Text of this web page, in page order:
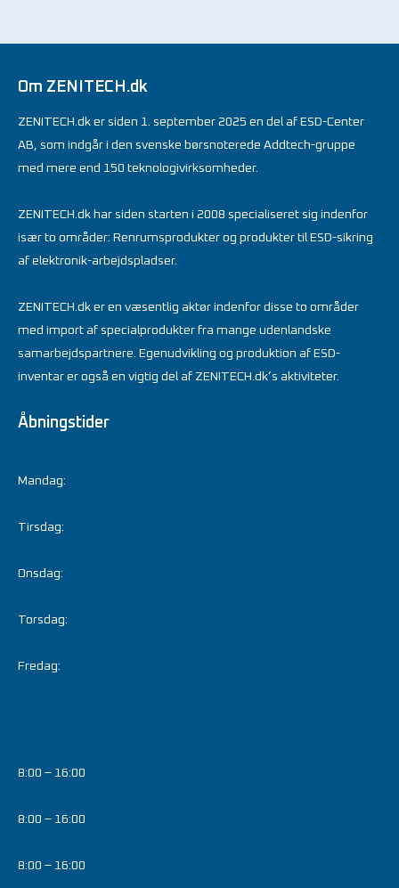
Om ZENITECH.dk
ZENITECH.dk er siden 1. september 2025 en del af ESD-Center
AB, som indgår i den svenske børsnoterede Addtech-gruppe
med mere end 150 teknologivirksomheder.
ZENITECH.dk har siden starten i 2008 specialiseret sig indenfor
især to områder: Renrumsprodukter og produkter til ESD-sikring
af elektronik-arbejdspladser.
ZENITECH.dk er en væsentlig aktør indenfor disse to områder
med import af specialprodukter fra mange udenlandske
samarbejdspartnere. Egenudvikling og produktion af ESD-
inventar er også en vigtig del af ZENITECH.dk’s aktiviteter.
Åbningstider
Mandag:
Tirsdag:
Onsdag:
Torsdag:
Fredag:
8:00 – 16:00
8:00 – 16:00
8:00 – 16:00